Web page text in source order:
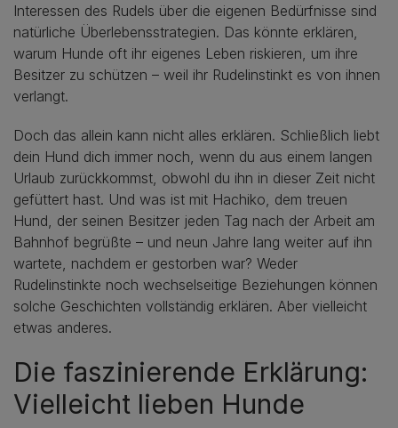
Interessen des Rudels über die eigenen Bedürfnisse sind
natürliche Überlebensstrategien. Das könnte erklären,
warum Hunde oft ihr eigenes Leben riskieren, um ihre
Besitzer zu schützen – weil ihr Rudelinstinkt es von ihnen
verlangt.
Doch das allein kann nicht alles erklären. Schließlich liebt
dein Hund dich immer noch, wenn du aus einem langen
Urlaub zurückkommst, obwohl du ihn in dieser Zeit nicht
gefüttert hast. Und was ist mit Hachiko, dem treuen
Hund, der seinen Besitzer jeden Tag nach der Arbeit am
Bahnhof begrüßte – und neun Jahre lang weiter auf ihn
wartete, nachdem er gestorben war? Weder
Rudelinstinkte noch wechselseitige Beziehungen können
solche Geschichten vollständig erklären. Aber vielleicht
etwas anderes.
Die faszinierende Erklärung:
Vielleicht lieben Hunde